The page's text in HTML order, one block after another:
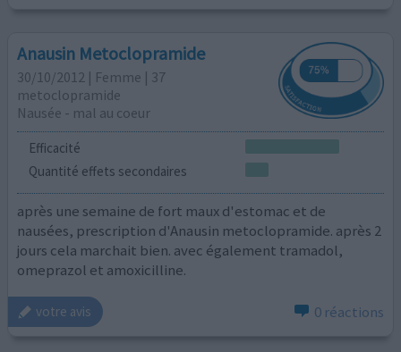
Anausin Metoclopramide
30/10/2012 | Femme | 37
metoclopramide
Nausée - mal au coeur
Efficacité
Quantité effets secondaires
après une semaine de fort maux d'estomac et de
nausées, prescription d'Anausin metoclopramide. après 2
jours cela marchait bien. avec également tramadol,
omeprazol et amoxicilline.
votre avis 0 réactions